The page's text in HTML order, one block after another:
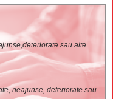
sau alte
neajunse, deteriorate sau